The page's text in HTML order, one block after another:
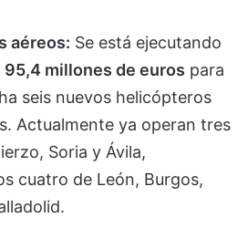
aéreos: Se está ejecutando
95,4 millones de euros para
seis nuevos helicópteros
Actualmente ya operan tres
Soria y Ávila,
cuatro de León, Burgos,